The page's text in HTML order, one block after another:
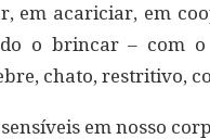
em acariciar, em
o brincar – com
chato, restritivo,
em nosso